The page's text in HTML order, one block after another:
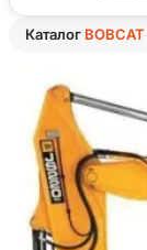
Каталог BOBCAT